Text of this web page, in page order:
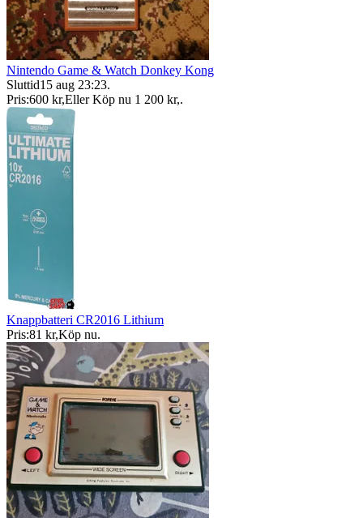
Nintendo Game & Watch Donkey Kong
Sluttid15 aug 23:23.
Pris:600 kr,Eller Köp nu 1 200 kr,.
Knappbatteri CR2016 Lithium
Pris:81 kr,Köp nu.